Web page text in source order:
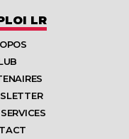
LR